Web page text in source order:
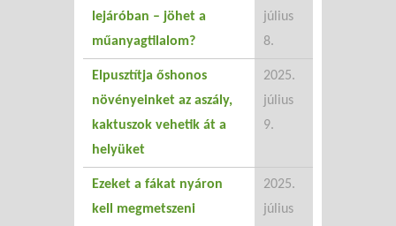
lejáróban – jöhet a
műanyagtilalom?
július
8.
Elpusztítja őshonos
növényeinket az aszály,
kaktuszok vehetik át a
helyüket
2025.
július
9.
Ezeket a fákat nyáron
kell megmetszeni
2025.
július